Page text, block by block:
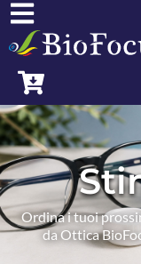
Ordina i tuoi
da Ottica